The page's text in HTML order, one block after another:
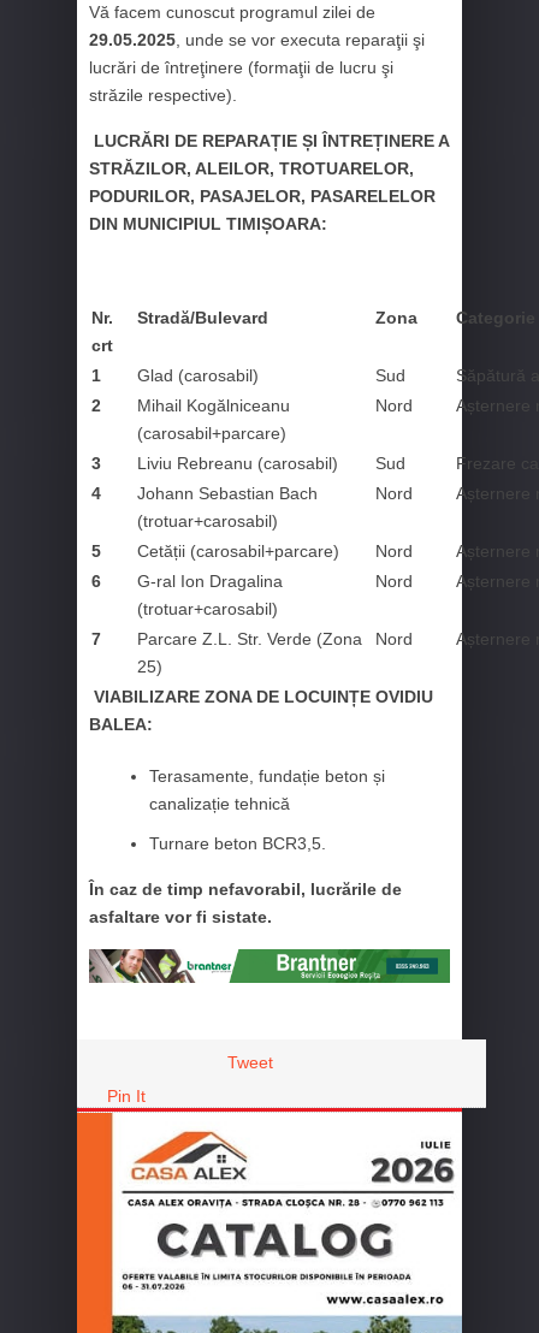
Vă facem cunoscut programul zilei de
29.05.2025 , unde se vor executa reparaţii şi
lucrări de întreţinere (formaţii de lucru şi
străzile respective).
LUCRĂRI DE REPARAȚIE ȘI ÎNTREȚINERE A
STRĂZILOR, ALEILOR, TROTUARELOR,
PODURILOR, PASAJELOR, PASARELELOR
DIN MUNICIPIUL TIMIȘOARA:
Nr.
crt
Stradă/Bulevard Zona
1 Glad (carosabil) Sud
Săpătură
2
Mihail Kogălniceanu
(carosabil+parcare)
Nord Așternere
3 Liviu Rebreanu (carosabil) Sud
Frezare
4
Johann Sebastian Bach
(trotuar+carosabil)
Nord Așternere
5 Cetății (carosabil+parcare) Nord
Așternere
6
G-ral Ion Dragalina
(trotuar+carosabil)
Nord Așternere
7
Parcare Z.L. Str. Verde (Zona
25)
Nord Așternere
VIABILIZARE ZONA DE LOCUINȚE OVIDIU
BALEA:
Terasamente, fundație beton și
canalizație tehnică
Turnare beton BCR3,5.
În caz de timp nefavorabil, lucrările de
asfaltare vor fi sistate.
Tweet
Pin It